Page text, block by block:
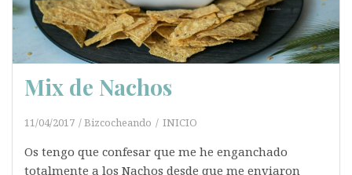
Mix de Nachos
11/04/2017 Bizcocheando INICIO
Os tengo que confesar que me he enganchado
totalmente a los Nachos desde que me enviaron